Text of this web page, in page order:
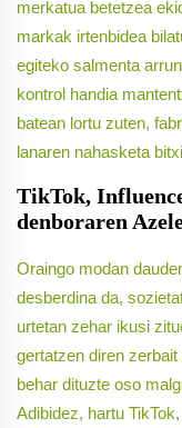
merkatua betetzea
markak irtenbidea
egiteko salmenta
kontrol handia
batean lortu zuten,
lanaren nahasketa
TikTok,
denboraren
Oraingo modan
desberdina da,
urtetan zehar ikusi
gertatzen diren
behar dituzte oso
Adibidez, hartu